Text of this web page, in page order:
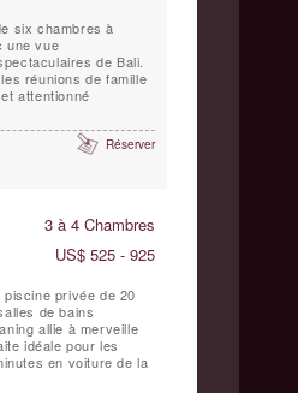
six chambres à
une vue
de Bali.
réunions de famille
attentionné
Réserver
3 à 4 Chambres
US$ 525 - 925
privée de 20
de bains
allie à merveille
idéale pour les
en voiture de la